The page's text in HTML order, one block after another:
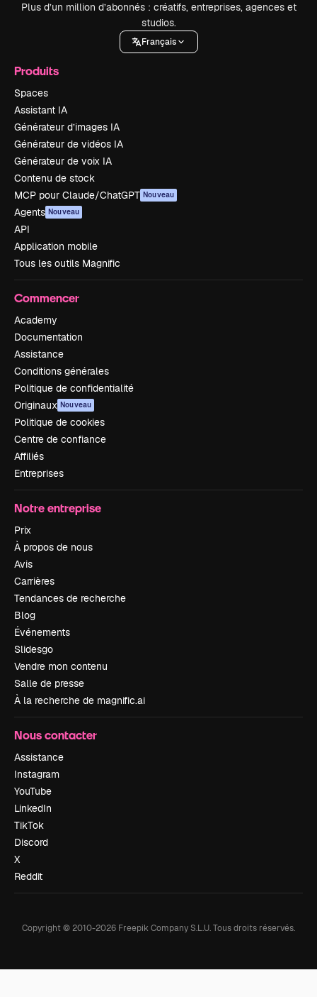
Plus d’un million d’abonnés : créatifs, entreprises, agences et
studios.
Français
Produits
Spaces
Assistant IA
Générateur d’images IA
Générateur de vidéos IA
Générateur de voix IA
Contenu de stock
MCP pour Claude/ChatGPT Nouveau
Agents Nouveau
API
Application mobile
Tous les outils Magnific
Commencer
Academy
Documentation
Assistance
Conditions générales
Politique de confidentialité
Originaux Nouveau
Politique de cookies
Centre de confiance
Affiliés
Entreprises
Notre entreprise
Prix
À propos de nous
Avis
Carrières
Tendances de recherche
Blog
Événements
Slidesgo
Vendre mon contenu
Salle de presse
À la recherche de magnific.ai
Nous contacter
Assistance
Instagram
YouTube
LinkedIn
TikTok
Discord
X
Reddit
Copyright © 2010-2026 Freepik Company S.L.U.Tous droits réservés.